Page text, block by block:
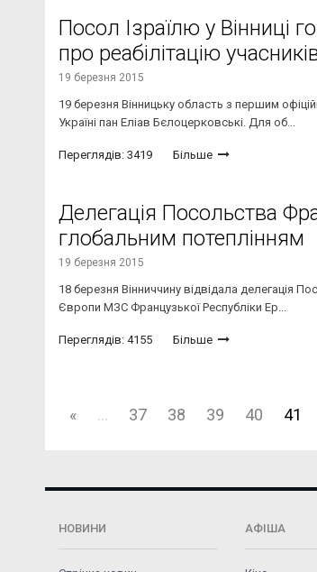
Посол Ізраїлю у Вінниці
про реабілітацію
19 березня 2015
19 березня Вінницьку область з першим
Україні пан Еліав Бєлоцерковські. Для об...
Переглядів: 3419 Більше
Делегація Посольства
глобальним потеплінням
19 березня 2015
18 березня Вінниччину відвідала делегація
Європи МЗС Французької Республіки Ер...
Переглядів: 4155 Більше
« ... 37 38 39 40 41
НОВИНИ АФІША